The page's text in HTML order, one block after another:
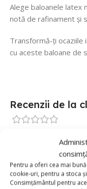
Pentru a oferi cea mai
cookie-uri, pentru a stoca
Consimțământul pentru
Alege baloanele latex
notă de rafinament și
Transformă-ți
cu aceste baloane de
Recenzii de la
0
0
0